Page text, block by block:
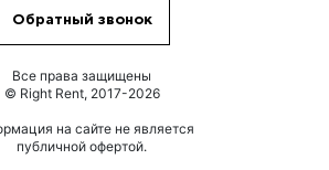
Обратный звонок
Все права защищены
© Right Rent, 2017-2026
на сайте не является
публичной офертой.